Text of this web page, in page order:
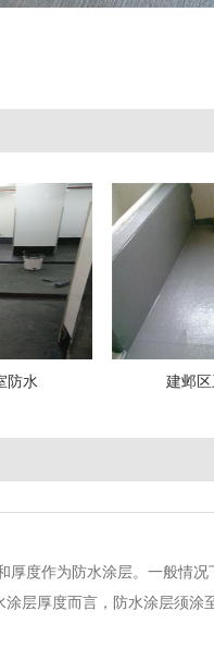
防水 建邺
度作为防水涂层。一般情
层厚度而言，防水涂层须涂
度，以防止雨水进入房间。